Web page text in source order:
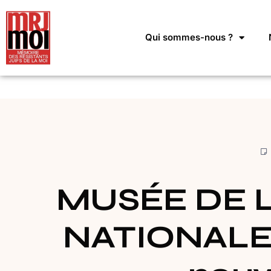
Qui sommes-nous ?
MUSÉE DE